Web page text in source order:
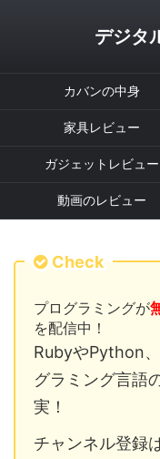
デジタ
カバンの中身
家具レビュー
ガジェットレビュー
動画のレビュー
Check
プログラミングが
を配信中！
RubyやPython
グラミング言語
実！
チャンネル登録